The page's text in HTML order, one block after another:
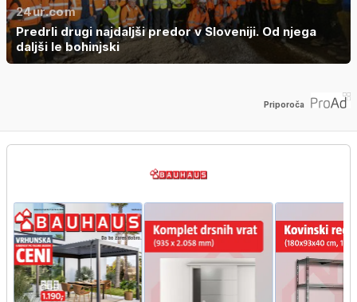
24ur.com
Predrli drugi najdaljši predor v Sloveniji. Od njega
daljši le bohinjski
Priporoča